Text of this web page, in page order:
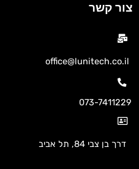
צור קשר
office@lunitech.co.il
073-7411229
דרך בן צבי 84, תל אביב